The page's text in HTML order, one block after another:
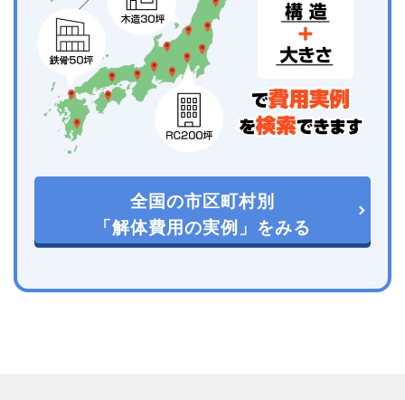
全国の市区町村別
「解体費用の実例」をみる